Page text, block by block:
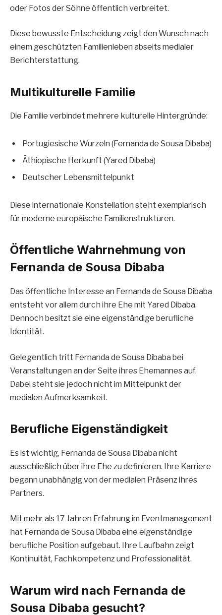
oder Fotos der Söhne öffentlich verbreitet.
Diese bewusste Entscheidung zeigt den Wunsch nach
einem geschützten Familienleben abseits medialer
Berichterstattung.
Multikulturelle Familie
Die Familie verbindet mehrere kulturelle Hintergründe:
Portugiesische Wurzeln (Fernanda de Sousa Dibaba)
Äthiopische Herkunft (Yared Dibaba)
Deutscher Lebensmittelpunkt
Diese internationale Konstellation steht exemplarisch
für moderne europäische Familienstrukturen.
Öffentliche Wahrnehmung von
Fernanda de Sousa Dibaba
Das öffentliche Interesse an Fernanda de Sousa Dibaba
entsteht vor allem durch ihre Ehe mit Yared Dibaba.
Dennoch besitzt sie eine eigenständige berufliche
Identität.
Gelegentlich tritt Fernanda de Sousa Dibaba bei
Veranstaltungen an der Seite ihres Ehemannes auf.
Dabei steht sie jedoch nicht im Mittelpunkt der
medialen Aufmerksamkeit.
Berufliche Eigenständigkeit
Es ist wichtig, Fernanda de Sousa Dibaba nicht
ausschließlich über ihre Ehe zu definieren. Ihre Karriere
begann unabhängig von der medialen Präsenz ihres
Partners.
Mit mehr als 17 Jahren Erfahrung im Eventmanagement
hat Fernanda de Sousa Dibaba eine eigenständige
berufliche Position aufgebaut. Ihre Laufbahn zeigt
Kontinuität, Fachkompetenz und Professionalität.
Warum wird nach Fernanda de
Sousa Dibaba gesucht?